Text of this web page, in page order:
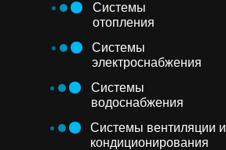
Системы
отопления
Системы
водоснабжения
Системы
электроснабжения
Системы вентиляции и
кондиционирования